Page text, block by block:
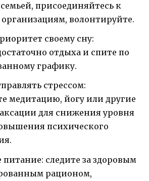
присоединяйтесь к
волонтируйте.
своему сну:
отдыха и спите по
графику.
стрессом:
медитацию, йогу или другие
для снижения уровня
психического
следите за здоровым
рационом,